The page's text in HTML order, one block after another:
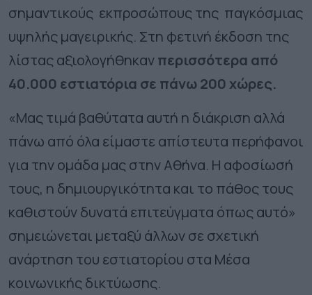
σημαντικούς εκπροσώπους της παγκόσμιας
υψηλής μαγειρικής. Στη φετινή έκδοση της
λίστας αξιολογήθηκανπερισσότερα από
40.000 εστιατόρια σε πάνω 200 χώρες.
«Μας τιμά βαθύτατα αυτή η διάκριση αλλά
πάνω από όλα είμαστε απίστευτα περήφανοι
για την ομάδα μας στην Αθήνα. Η αφοσίωσή
τους, η δημιουργικότητα και το πάθος τους
καθιστούν δυνατά επιτεύγματα όπως αυτό»
σημειώνεται μεταξύ άλλων σε σχετική
ανάρτηση του εστιατορίου στα Μέσα
κοινωνικής δικτύωσης.